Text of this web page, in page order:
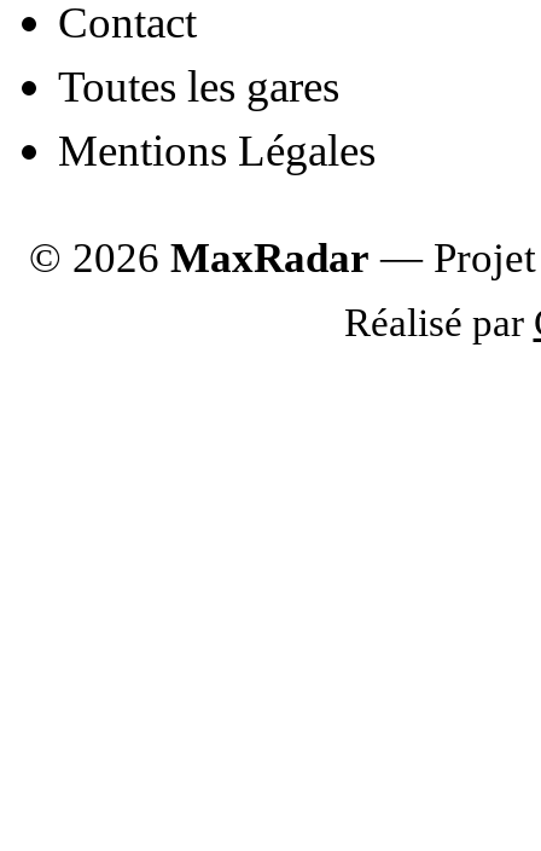
Contact
Toutes les gares
Mentions Légales
© 2026 MaxRadar — Projet
Réalisé par